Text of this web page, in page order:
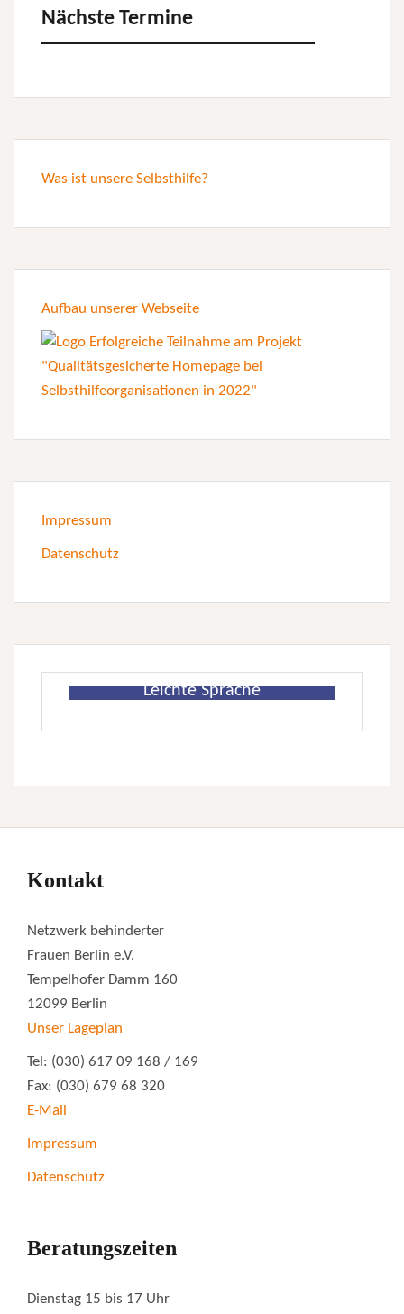
Nächste Termine
Was ist unsere Selbsthilfe?
Aufbau unserer Webseite
Impressum
Datenschutz
Leichte Sprache
Kontakt
Netzwerk behinderter
Frauen Berlin e.V.
Tempelhofer Damm 160
12099 Berlin
Unser Lageplan
Tel: (030) 617 09 168 / 169
Fax: (030) 679 68 320
E-Mail
Impressum
Datenschutz
Beratungszeiten
Dienstag 15 bis 17 Uhr